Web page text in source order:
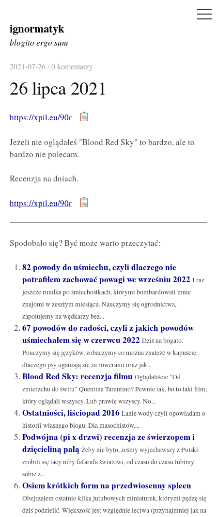
Skip
to
ignormatyk
blogito ergo sum
2021-07-26/0 komentarzy
26 lipca 2021
https://xpil.eu/90r
Jeżeli nie oglądałeś "Blood Red Sky" to bardzo, ale to
bardzo nie polecam.
Recenzja na dniach.
https://xpil.eu/90r
Spodobało się? Być może warto przeczytać:
82 powody do uśmiechu, czyli dlaczego nie
potrafiłem zachować powagi we wrześniu 2022 I raz
jeszcze rundka po śmiechostkach, którymi bombardowali mnie
znajomi w zeszłym miesiącu. Nauczymy się ogrodnictwa,
zapolujemy na wędkarzy bez...
67 powodów do radości, czyli z jakich powodów
uśmiechałem się w czerwcu 2022 Dziś na bogato.
Pouczymy się języków, zobaczymy co można znaleźć w kapuście,
dlaczego psy uganiają sie za rowerami oraz jak...
Blood Red Sky: recenzja filmu Oglądaliście "Od
zmierzchu do świtu" Quentina Tarantino? Pewnie tak, bo to taki film,
który oglądali wszyscy. Lub prawie wszyscy. No...
Ostatniości, liściopad 2016 Lanie wody czyli opowiadam o
historii własnego blogu. Dla masochistów....
Podwójna (pi x drzwi) recenzja ze świerzopem i
dzięcieliną pałą Żeby nie było, żeśmy wyjechawszy z Polski
zrobili się tacy niby fafarafa światowi, od czasu do czasu lubimy
sobie z...
Osiem krótkich form na przedwiosenny spleen
Obejrzałem ostatnio kilka jutubowych miniaturek, którymi pędzę się
dziś podzielić. Większość jest względnie leciwa (przynajmniej jak na